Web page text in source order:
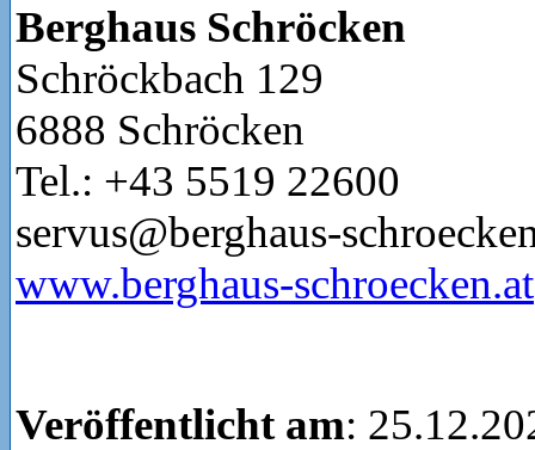
Berghaus Schröcken
Schröckbach 129
6888 Schröcken
Tel.: +43 5519 22600
servus@berghaus-
www.berghaus-schroecken.at
Veröffentlicht am: